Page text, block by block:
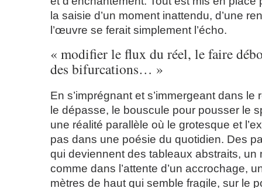
la saisie d’un moment inattendu, d’une
l’œuvre se ferait simplement l’écho.
« modifier le flux du réel, le faire
des bifurcations… »
En s’imprégnant et s’immergeant dans le
le dépasse, le bouscule pour pousser le
une réalité parallèle où le grotesque et
pas dans une poésie du quotidien. Des
qui deviennent des tableaux abstraits, un
comme dans l’attente d’un accrochage,
mètres de haut qui semble fragile, sur le